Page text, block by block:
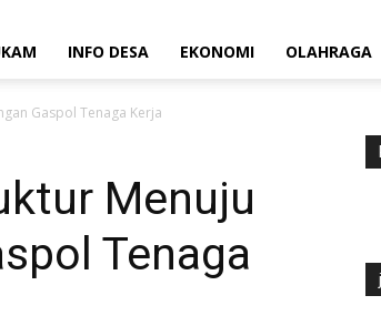
INFO DESA EKONOMI OLAHRAGA
Gaspol Tenaga Kerja
Menuju
Tenaga